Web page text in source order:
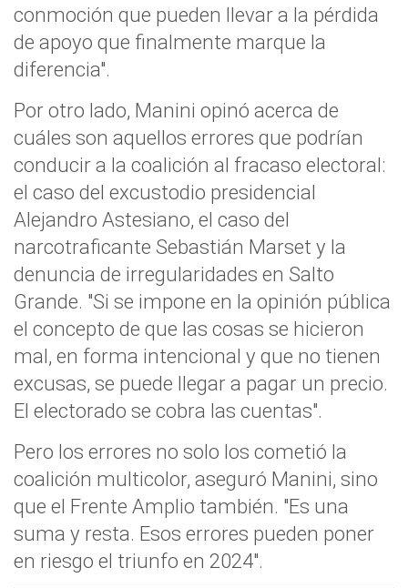
conmoción que pueden llevar a la pérdida
de apoyo que finalmente marque la
diferencia".
Por otro lado, Manini opinó acerca de
cuáles son aquellos errores que podrían
conducir a la coalición al fracaso electoral:
el caso del excustodio presidencial
Alejandro Astesiano, el caso del
narcotraficante Sebastián Marset y la
denuncia de irregularidades en Salto
Grande. "Si se impone en la opinión pública
el concepto de que las cosas se hicieron
mal, en forma intencional y que no tienen
excusas, se puede llegar a pagar un precio.
El electorado se cobra las cuentas".
Pero los errores no solo los cometió la
coalición multicolor, aseguró Manini, sino
que el Frente Amplio también. "Es una
suma y resta. Esos errores pueden poner
en riesgo el triunfo en 2024".